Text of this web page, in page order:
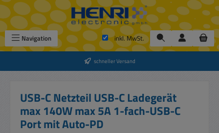
Zum Hauptinhalt springen
Navigation inkl. MwSt.
schneller Versand
USB-C Netzteil USB-C Ladegerät
max 140W max 5A 1-fach-USB-C
Port mit Auto-PD